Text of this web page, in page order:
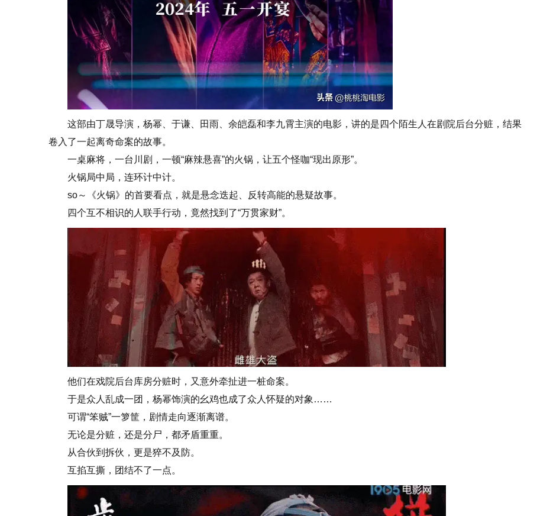
这部由丁晟导演，杨幂、于谦、田雨、余皑磊和李九霄主演的电影，讲的是四个陌生人在剧院后台分赃，结果
卷入了一起离奇命案的故事。
一桌麻将，一台川剧，一顿“麻辣悬喜”的火锅，让五个怪咖“现出原形”。
火锅局中局，连环计中计。
so～《火锅》的首要看点，就是悬念迭起、反转高能的悬疑故事。
四个互不相识的人联手行动，竟然找到了“万贯家财”。
他们在戏院后台库房分赃时，又意外牵扯进一桩命案。
于是众人乱成一团，杨幂饰演的幺鸡也成了众人怀疑的对象……
可谓“笨贼”一箩筐，剧情走向逐渐离谱。
无论是分赃，还是分尸，都矛盾重重。
从合伙到拆伙，更是猝不及防。
互掐互撕，团结不了一点。